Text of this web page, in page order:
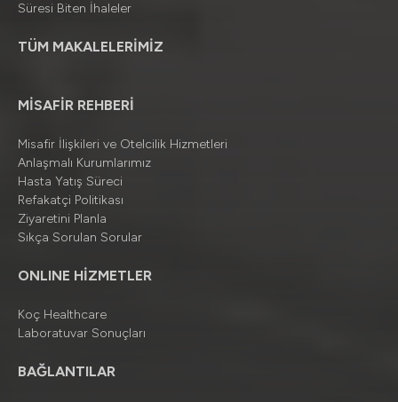
Süresi Biten İhaleler
TÜM MAKALELERİMİZ
MİSAFİR REHBERİ
Misafir İlişkileri ve Otelcilik Hizmetleri
Anlaşmalı Kurumlarımız
Hasta Yatış Süreci
Refakatçi Politikası
Ziyaretini Planla
Sıkça Sorulan Sorular
ONLINE HİZMETLER
Koç Healthcare
Laboratuvar Sonuçları
BAĞLANTILAR